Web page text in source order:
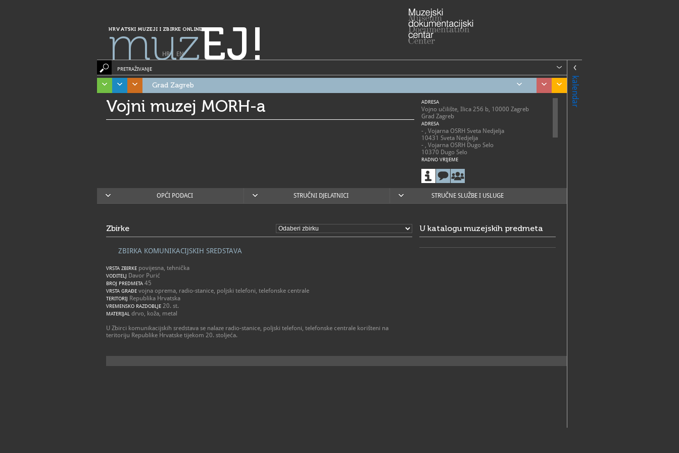
HRVATSKI MUZEJI I ZBIRKE ONLINE
muzEJ!
HR| EN
kalendar
PRETRAŽIVANJE
Grad Zagreb
Vojni muzej MORH-a ADRESA
Vojno učilište, Ilica 256 b, 10000 Zagreb
Grad Zagreb
ADRESA
- , Vojarna OSRH Sveta Nedjelja
10431 Sveta Nedjelja
- , Vojarna OSRH Dugo Selo
10370 Dugo Selo
RADNO VRIJEME
najavu)
01/3786-093, 091/5261-045
F 01/3784-362
marijo.reljanovic@morh.hr
W https://vojnimuzej.morh.hr/
OPĆI PODACI STRUČNI DJELATNICI STRUČNE SLUŽBE I USLUGE
Zbirke
ZBIRKA KOMUNIKACIJSKIH SREDSTAVA
VRSTA ZBIRKE povijesna, tehnička
VODITELJ Davor Purić
BROJ PREDMETA 45
VRSTA GRAĐE vojna oprema, radio-stanice, poljski telefoni, telefonske centrale
TERITORIJ Republika Hrvatska
VREMENSKO RAZDOBLJE 20. st.
MATERIJAL drvo, koža, metal
U Zbirci komunikacijskih sredstava se nalaze radio-stanice, poljski telefoni, telefonske centrale korišteni na
teritoriju Republike Hrvatske tijekom 20. stoljeća.
U katalogu muzejskih predmeta